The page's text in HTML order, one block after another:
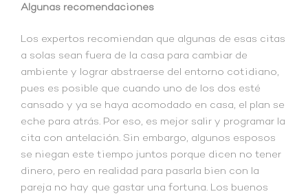
Algunas recomendaciones
Los expertos recomiendan que algunas de esas citas
a solas sean fuera de la casa para cambiar de
ambiente y lograr abstraerse del entorno cotidiano,
pues es posible que cuando uno de los dos esté
cansado y ya se haya acomodado en casa, el plan se
eche para atrás. Por eso, es mejor salir y programar la
cita con antelación. Sin embargo, algunos esposos
se niegan este tiempo juntos porque dicen no tener
dinero, pero en realidad para pasarla bien con la
pareja no hay que gastar una fortuna. Los buenos